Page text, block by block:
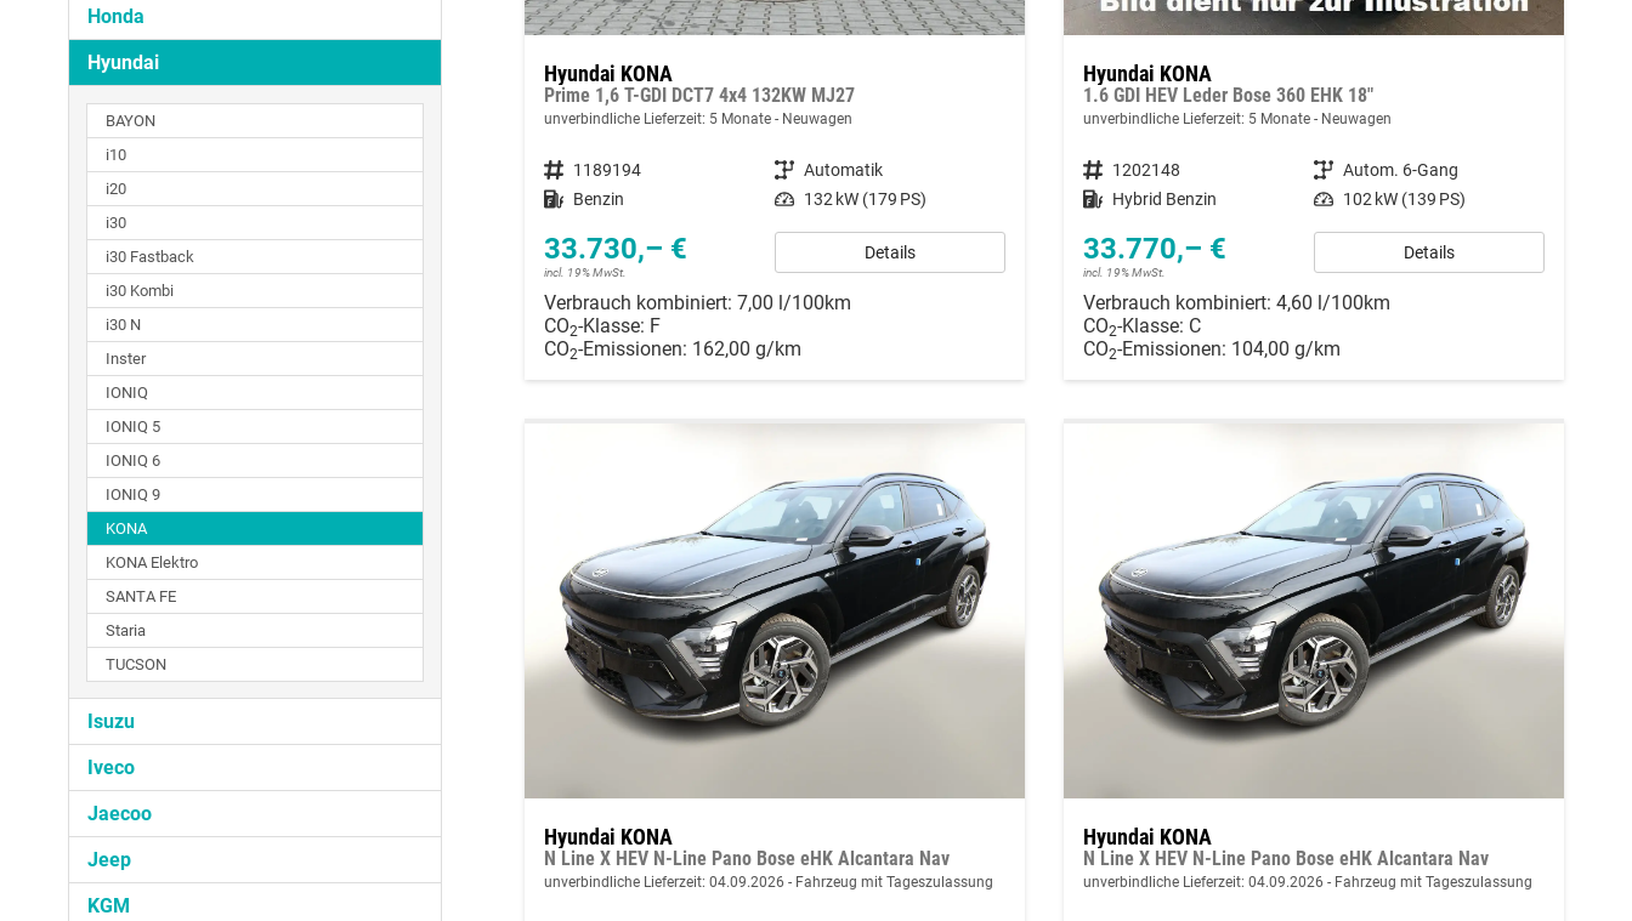
Hyundai KONA
Prime 1,6 T-GDI DCT7 4x4 132KW MJ27
unverbindliche Lieferzeit: 5 Monate Neuwagen
Fahrzeugnummer 1189194 Getriebe Automatik
Kraftstoff Benzin Leistung 132 kW (179 PS)
33.730,– €
incl. 19% MwSt.
Details
Verbrauch kombiniert: 7,00 l/100km
CO2-Klasse: F
CO2-Emissionen: 162,00 g/km
Hyundai KONA
1.6 GDI HEV Leder Bose 360 EHK 18"
unverbindliche Lieferzeit: 5 Monate Neuwagen
Fahrzeugnummer 1202148 Getriebe Autom. 6-Gang
Kraftstoff Hybrid Benzin Leistung 102 kW (139 PS)
33.770,– €
incl. 19% MwSt.
Details
Verbrauch kombiniert: 4,60 l/100km
CO2-Klasse: C
CO2-Emissionen: 104,00 g/km
Hyundai KONA
N Line X HEV N-Line Pano Bose eHK Alcantara Nav
unverbindliche Lieferzeit: 04.09.2026 Fahrzeug mit Tageszulassung
Hyundai KONA
N Line X HEV N-Line Pano Bose eHK Alcantara Nav
unverbindliche Lieferzeit: 04.09.2026 Fahrzeug mit Tageszulassung
Honda
Hyundai
BAYON
i10
i20
i30
i30 Fastback
i30 Kombi
i30 N
Inster
IONIQ
IONIQ 5
IONIQ 6
IONIQ 9
KONA
KONA Elektro
SANTA FE
Staria
TUCSON
Isuzu
Iveco
Jaecoo
Jeep
KGM